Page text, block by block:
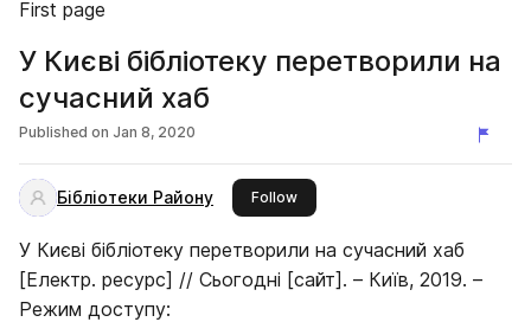
First page
У Києві бібліотеку перетворили на
сучасний хаб
Published on Jan 8, 2020
Бібліотеки Району Followthis publisher
У Києві бібліотеку перетворили на сучасний хаб
[Електр. ресурс] // Сьогодні [сайт]. – Київ, 2019. –
Режим доступу: